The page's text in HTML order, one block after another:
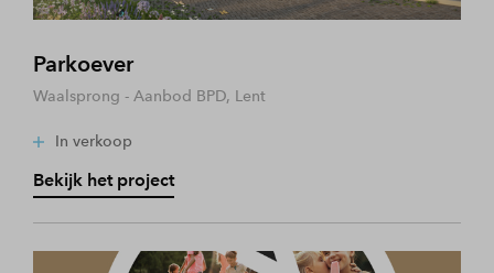
Parkoever
Waalsprong - Aanbod BPD, Lent
In verkoop
Bekijk het project